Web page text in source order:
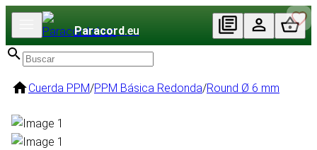
Paracord.eu
Cuerda PPM/PPM Básica Redonda/Round Ø 6 mm